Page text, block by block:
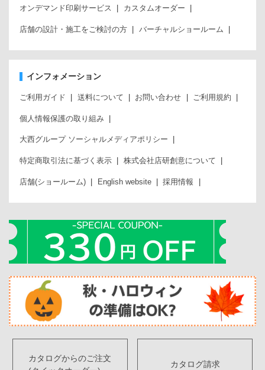
オンデマンド印刷サービス カスタムオーダー
店舗の設計・施工をご検討の方 バーチャルショールーム
インフォメーション
ご利用ガイド 送料について お問い合わせ ご利用規約
個人情報保護の取り組み
大西グループ ソーシャルメディアポリシー
特定商取引法に基づく表示 株式会社店研創意について
店舗(ショールーム) English website 採用情報
カタログからのご注文
カタログ請求